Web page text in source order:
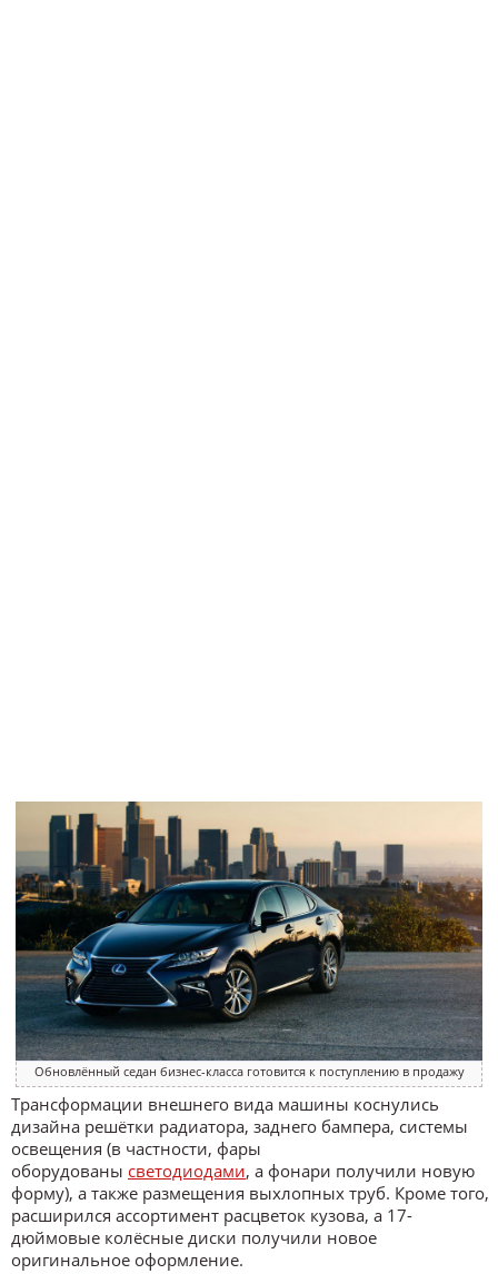
Обновлённый седан бизнес-класса готовится к поступлению в продажу
Трансформации внешнего вида машины коснулись
дизайна решётки радиатора, заднего бампера, системы
освещения (в частности, фары
оборудованы светодиодами, а фонари получили новую
форму), а также размещения выхлопных труб. Кроме того,
расширился ассортимент расцветок кузова, а 17-
дюймовые колёсные диски получили новое
оригинальное оформление.